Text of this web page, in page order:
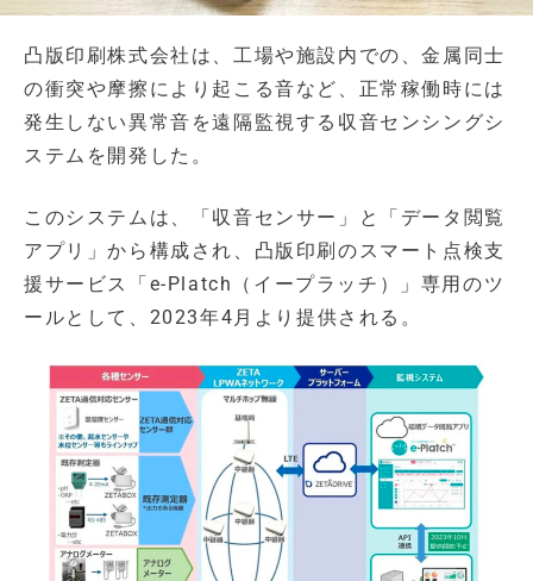
凸版印刷株式会社は、工場や施設内での、金属同士
の衝突や摩擦により起こる音など、正常稼働時には
発生しない異常音を遠隔監視する収音センシングシ
ステムを開発した。
このシステムは、「収音センサー」と「データ閲覧
アプリ」から構成され、凸版印刷のスマート点検支
援サービス「e-Platch（イープラッチ）」専用のツ
ールとして、2023年4月より提供される。